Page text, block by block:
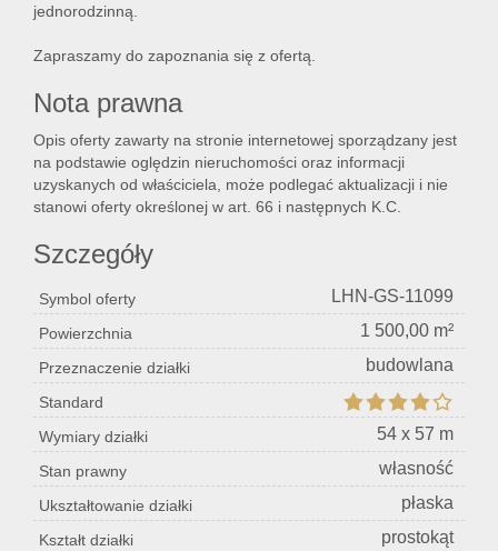
jednorodzinną.
Zapraszamy do zapoznania się z ofertą.
Nota prawna
Opis oferty zawarty na stronie internetowej sporządzany jest
na podstawie oględzin nieruchomości oraz informacji
uzyskanych od właściciela, może podlegać aktualizacji i nie
stanowi oferty określonej w art. 66 i następnych K.C.
Szczegóły
Symbol oferty LHN-GS-11099
Powierzchnia 1 500,00 m²
Przeznaczenie działki budowlana
Standard
Wymiary działki
54 x 57 m
Stan prawny własność
Ukształtowanie działki płaska
Kształt działki prostokąt